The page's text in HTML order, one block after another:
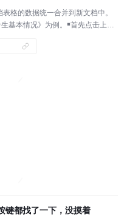
格的数据统一合并到新文档中。
基本情况》为例。￭首先点击上方
次插入所需要...
键都找了一下，没摸着